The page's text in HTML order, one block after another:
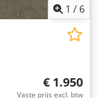
1 / 6
€ 1.950
Vaste prijs excl. btw